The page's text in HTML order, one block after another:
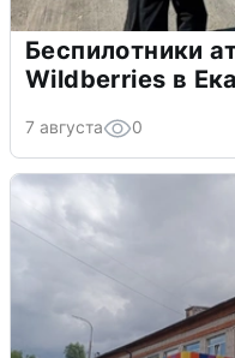
Беспилотники
Wildberries в
7 августа 0